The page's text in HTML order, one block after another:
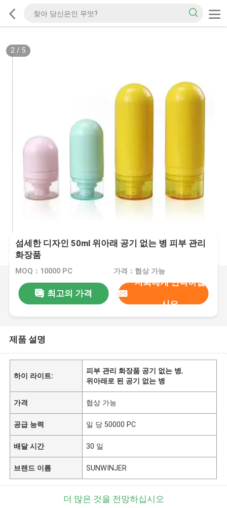
2/ 5
섬세한 디자인 50ml 위아래 공기 없는 병 피부 관리
화장품
MOQ：10000 PC 가격：협상 가능
최고의 가격
저희에게 연락하십
시오
제품 설명
하이 라이트:
피부 관리 화장품 공기 없는 병,
위아래로 된 공기 없는 병
가격 협상 가능
공급 능력 일 당 50000 PC
배달 시간 30 일
브랜드 이름 SUNWINJER
더 많은 것을 전망하십시오